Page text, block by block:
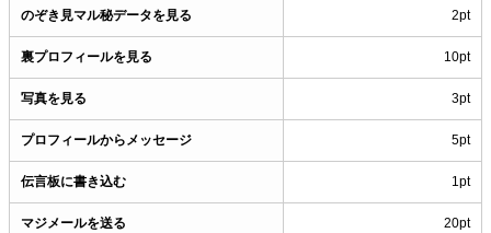
のぞき見マル秘データを見る 2pt
裏プロフィールを見る 10pt
写真を見る 3pt
プロフィールからメッセージ 5pt
伝言板に書き込む 1pt
マジメールを送る 20pt